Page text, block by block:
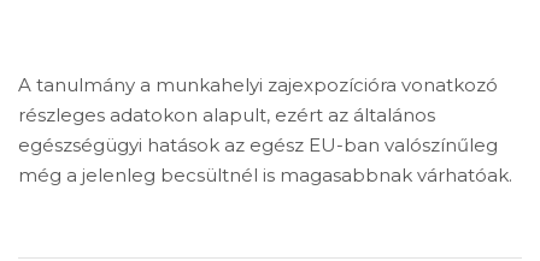
A tanulmány a munkahelyi zajexpozícióra vonatkozó
részleges adatokon alapult, ezért az általános
egészségügyi hatások az egész EU-ban valószínűleg
még a jelenleg becsültnél is magasabbnak várhatóak.